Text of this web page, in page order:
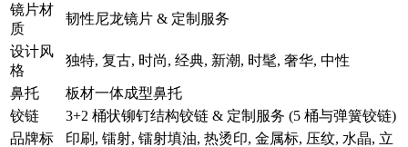
镜片材
质
韧性尼龙镜片 & 定制服务
设计风
格
独特, 复古, 时尚, 经典, 新潮, 时髦, 奢华, 中性
鼻托
板材一体成型鼻托
铰链
3+2 桶状铆钉结构铰链 & 定制服务 (5 桶与弹簧铰链)
品牌标
印刷, 镭射, 镭射填油, 热烫印, 金属标, 压纹, 水晶, 立